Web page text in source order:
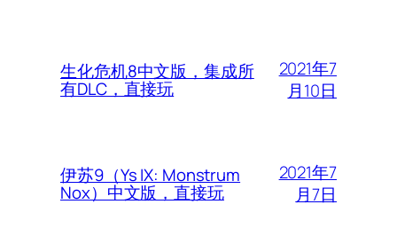
生化危机8中文版，集成所
有DLC，直接玩
2021年7
月10日
伊苏9（Ys IX: Monstrum
Nox）中文版，直接玩
2021年7
月7日